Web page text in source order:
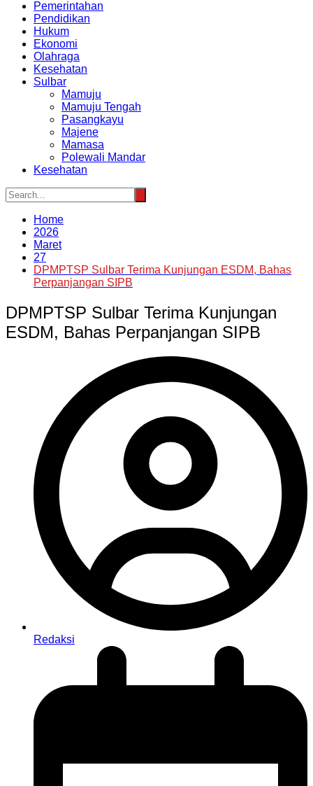
Pemerintahan
Pendidikan
Hukum
Ekonomi
Olahraga
Kesehatan
Sulbar
Mamuju
Mamuju Tengah
Pasangkayu
Majene
Mamasa
Polewali Mandar
Kesehatan
Home
2026
Maret
27
DPMPTSP Sulbar Terima Kunjungan ESDM, Bahas
Perpanjangan SIPB
DPMPTSP Sulbar Terima Kunjungan
ESDM, Bahas Perpanjangan SIPB
Redaksi